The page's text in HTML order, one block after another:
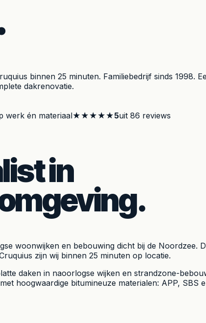
binnen 25 minuten. Familiebedrijf sinds 1998.
dakrenovatie.
werk én materiaal★★★★★5uit 86 reviews
in
woonwijken en bebouwing dicht bij de Noordzee.
zijn wij binnen 25 minuten op locatie.
daken in naoorlogse wijken en strandzone-
hoogwaardige bitumineuze materialen: APP, SBS